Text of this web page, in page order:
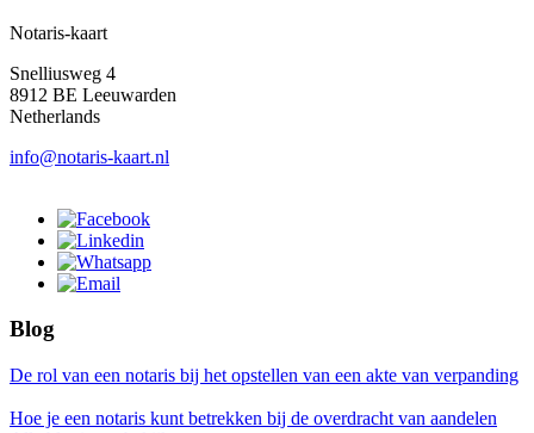
Notaris-kaart
Snelliusweg 4
8912 BE Leeuwarden
Netherlands
info@notaris-kaart.nl
Blog
De rol van een notaris bij het opstellen van een akte van verpanding
Hoe je een notaris kunt betrekken bij de overdracht van aandelen